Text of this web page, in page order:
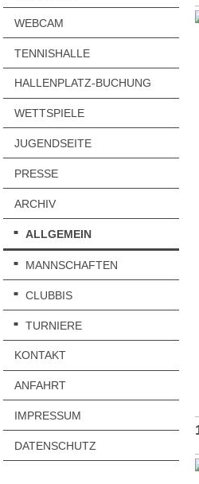
WEBCAM
TENNISHALLE
HALLENPLATZ-BUCHUNG
WETTSPIELE
JUGENDSEITE
PRESSE
ARCHIV
ALLGEMEIN
MANNSCHAFTEN
CLUBBIS
TURNIERE
KONTAKT
ANFAHRT
IMPRESSUM
DATENSCHUTZ